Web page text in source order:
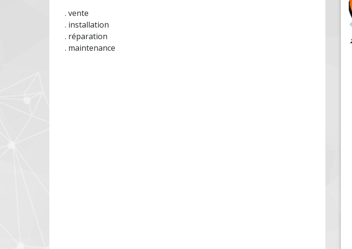
. vente
. installation
. réparation
. maintenance